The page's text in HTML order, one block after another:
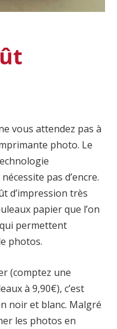
vous attendez pas à
photo. Le
pas d’encre.
d’impression très
papier que l’on
permettent
photos.
(comptez une
à 9,90€), c’est
noir et blanc. Malgré
les photos en